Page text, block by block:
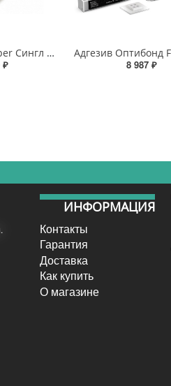
Single Bond Adper Сингл Бонд
₽
8 987 ₽
ИНФОРМАЦИЯ
Контакты
Гарантия
Доставка
Как купить
О магазине